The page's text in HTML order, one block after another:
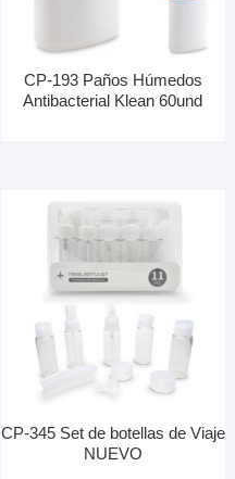
CP-193 Paños Húmedos
Antibacterial Klean 60und
CP-345 Set de botellas de Viaje
NUEVO